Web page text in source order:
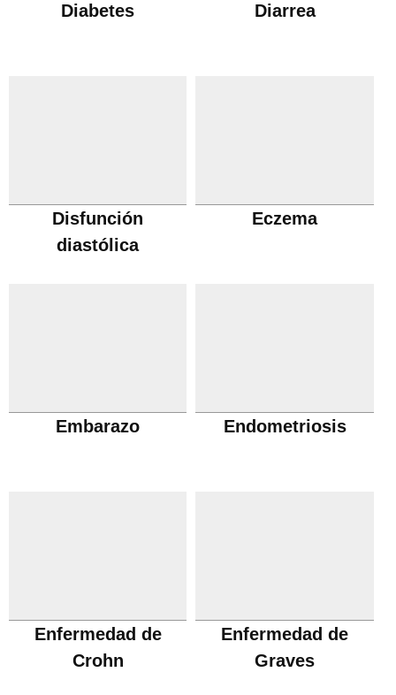
Diabetes Diarrea
Disfunción
diastólica
Eczema
Embarazo Endometriosis
Enfermedad de
Crohn
Enfermedad de
Graves